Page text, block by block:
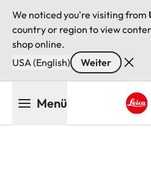
We noticed you're visiting from
country or region to view
shop online.
USA (English)
Weiter
Menü